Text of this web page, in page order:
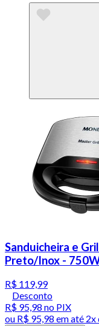
Sanduicheira e
Preto/Inox -
R$ 119,99
Desconto
R$ 95,98 no PIX
ou R$ 95,98 em até 2x